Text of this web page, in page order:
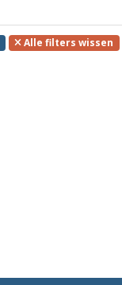
Alle filters wissen